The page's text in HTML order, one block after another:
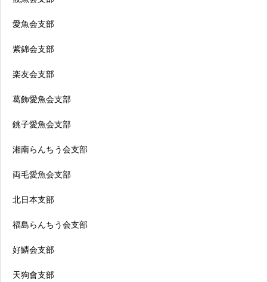
愛魚会支部
紫錦会支部
楽友会支部
葛飾愛魚会支部
銚子愛魚会支部
湘南らんちう会支部
両毛愛魚会支部
北日本支部
福島らんちう会支部
好鱗会支部
天狗會支部